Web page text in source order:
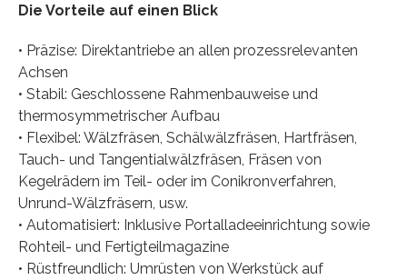
Die Vorteile auf einen Blick
• Präzise: Direktantriebe an allen prozessrelevanten
Achsen
• Stabil: Geschlossene Rahmenbauweise und
thermosymmetrischer Aufbau
• Flexibel: Wälzfräsen, Schälwälzfräsen, Hartfräsen,
Tauch- und Tangentialwälzfräsen, Fräsen von
Kegelrädern im Teil- oder im Conikronverfahren,
Unrund-Wälzfräsern, usw.
• Automatisiert: Inklusive Portalladeeinrichtung sowie
Rohteil- und Fertigteilmagazine
• Rüstfreundlich: Umrüsten von Werkstück auf